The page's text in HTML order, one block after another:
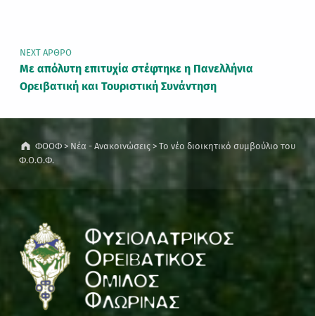
NEXT ΆΡΘΡΟ
Με απόλυτη επιτυχία στέφτηκε η Πανελλήνια
Ορειβατική και Τουριστική Συνάντηση
ΦΟΟΦ>Νέα - Ανακοινώσεις> Το νέο διοικητικό συμβούλιο του
Φ.Ο.Ο.Φ.